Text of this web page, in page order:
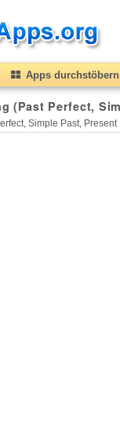
Apps durchstöbern
(Past Perfect,
Simple Past,
Present, Futur I)